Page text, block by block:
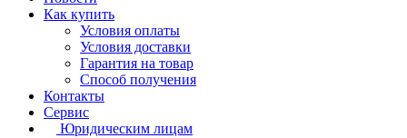
Как купить
Условия оплаты
Условия доставки
Гарантия на товар
Способ получения
Контакты
Сервис
Юридическим лицам